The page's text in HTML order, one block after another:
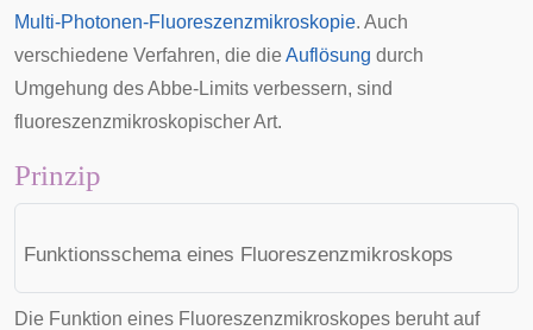
Multi-Photonen-Fluoreszenzmikroskopie. Auch
verschiedene Verfahren, die die Auflösung durch
Umgehung desAbbe-Limits verbessern, sind
fluoreszenzmikroskopischer Art.
Prinzip
Funktionsschema eines Fluoreszenzmikroskops
Die Funktion eines Fluoreszenzmikroskopes beruht auf